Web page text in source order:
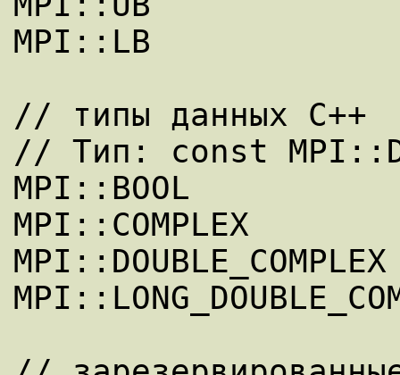
MPI::LB
// типы данных C++
// Тип: const
MPI::BOOL
MPI::COMPLEX
MPI::DOUBLE_COMPLEX